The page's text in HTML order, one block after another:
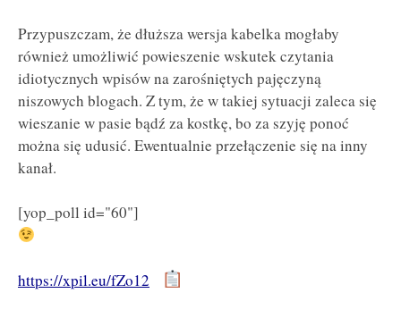
Przypuszczam, że dłuższa wersja kabelka mogłaby
również umożliwić powieszenie wskutek czytania
idiotycznych wpisów na zarośniętych pajęczyną
niszowych blogach. Z tym, że w takiej sytuacji zaleca się
wieszanie w pasie bądź za kostkę, bo za szyję ponoć
można się udusić. Ewentualnie przełączenie się na inny
kanał.
[yop_poll id="60"]
https://xpil.eu/fZo12